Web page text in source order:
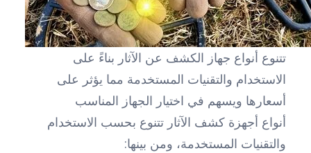
تتنوع أنواع جهاز الكشف عن الآثار بناءً على
الاستخدام والتقنيات المستخدمة مما يؤثر على
أسعارها ويسهم في اختيار الجهاز المناسب
أنواع أجهزة كشف الآثار تتنوع بحسب الاستخدام
والتقنيات المستخدمة، ومن بينها: